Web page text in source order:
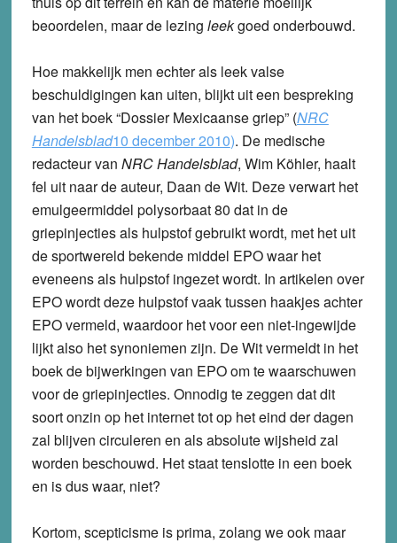
beoordelen, maar de lezing leekgoed onderbouwd.
Hoe makkelijk men echter als leek valse
beschuldigingen kan uiten, blijkt uit een bespreking
van het boek “Dossier Mexicaanse griep” (NRC
Handelsblad10 december 2010). De medische
redacteur van NRC Handelsblad, Wim Köhler, haalt
fel uit naar de auteur, Daan de Wit. Deze verwart het
emulgeermiddel polysorbaat 80 dat in de
griepinjecties als hulpstof gebruikt wordt, met het uit
de sportwereld bekende middel EPO waar het
eveneens als hulpstof ingezet wordt. In artikelen over
EPO wordt deze hulpstof vaak tussen haakjes achter
EPO vermeld, waardoor het voor een niet-ingewijde
lijkt also het synoniemen zijn. De Wit vermeldt in het
boek de bijwerkingen van EPO om te waarschuwen
voor de griepinjecties. Onnodig te zeggen dat dit
soort onzin op het internet tot op het eind der dagen
zal blijven circuleren en als absolute wijsheid zal
worden beschouwd. Het staat tenslotte in een boek
en is dus waar, niet?
Kortom, scepticisme is prima, zolang we ook maar